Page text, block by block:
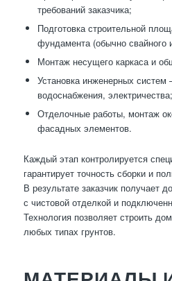
требований заказчика;
Подготовка строительной
фундамента (обычно свайного
Монтаж несущего каркаса и
Установка инженерных
водоснабжения, электричества;
Отделочные работы, монтаж
фасадных элементов.
Каждый этап контролируется
гарантирует точность сборки и
В результате заказчик получает
с чистовой отделкой и
Технология позволяет строить
любых типах грунтов.